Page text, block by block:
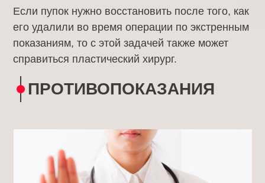
Если пупок нужно восстановить после того, как
его удалили во время операции по экстренным
показаниям, то с этой задачей также может
справиться пластический хирург.
ПРОТИВОПОКАЗАНИЯ